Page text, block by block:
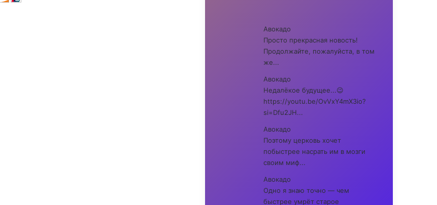
Авокадо
Просто прекрасная новость!
Продолжайте, пожалуйста, в том
же...
Авокадо
Недалёкое будущее...😉
https://youtu.be/OvVxY4mX3io?
si=Dfu2JH...
Авокадо
Поэтому церковь хочет
побыстрее насрать им в мозги
своим миф...
Авокадо
Одно я знаю точно — чем
быстрее умрёт старое